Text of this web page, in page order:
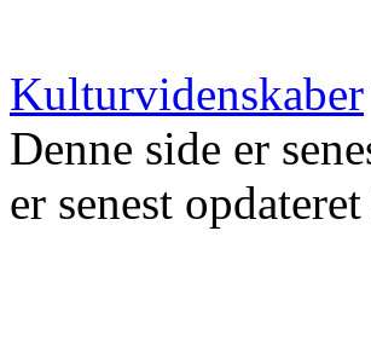
Kulturvidenskaber
Denne side er
er senest